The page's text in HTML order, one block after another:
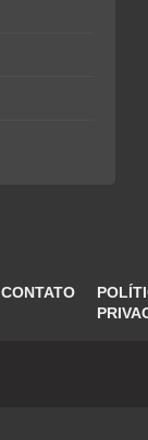
CONTATO